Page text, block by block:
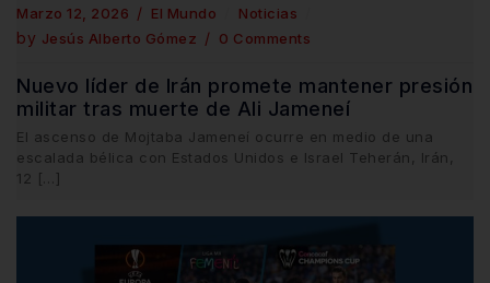
Marzo 12, 2026 El Mundo Noticias
by Jesús Alberto Gómez 0 Comments
Nuevo líder de Irán promete mantener presión
militar tras muerte de Ali Jameneí
El ascenso de Mojtaba Jameneí ocurre en medio de una
escalada bélica con Estados Unidos e Israel Teherán, Irán,
12 […]